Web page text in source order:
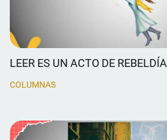
LEER ES UN ACTO DE REBELDÍA
COLUMNAS